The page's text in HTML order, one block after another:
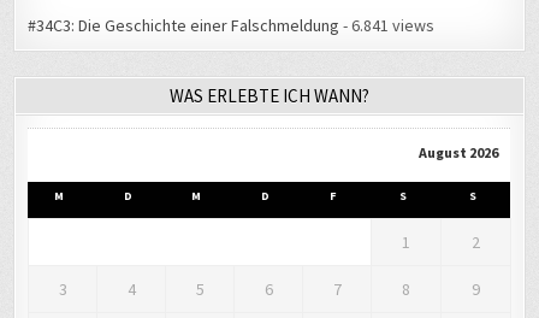
#34C3: Die Geschichte einer Falschmeldung - 6.841 views
WAS ERLEBTE ICH WANN?
August 2026
M D M D F S S
1 2
3 4 5 6 7 8 9